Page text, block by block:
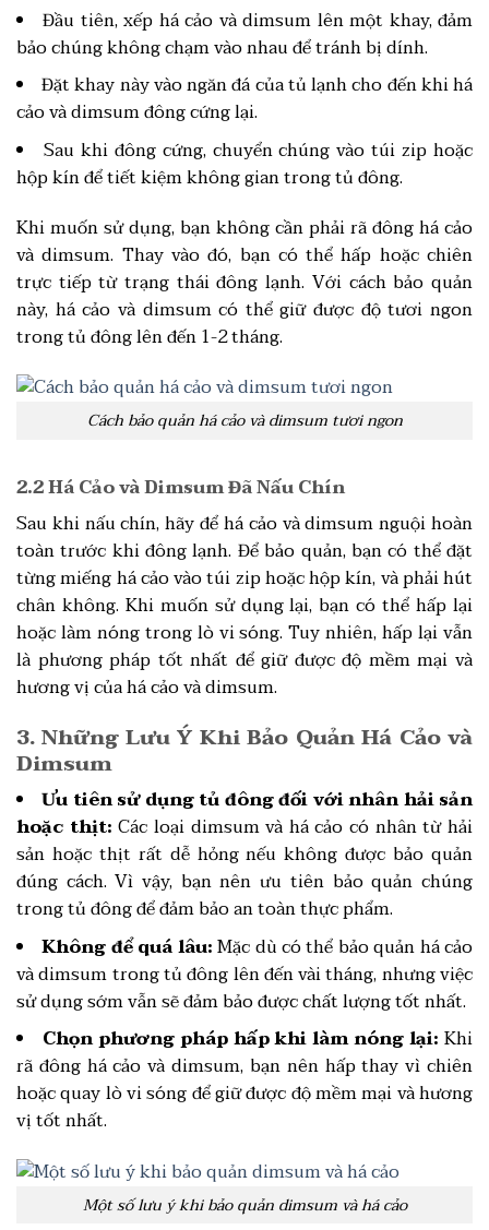
Đầu tiên, xếp há cảo và dimsum lên một khay, đảm
bảo chúng không chạm vào nhau để tránh bị dính.
Đặt khay này vào ngăn đá của tủ lạnh cho đến khi há
cảo và dimsum đông cứng lại.
Sau khi đông cứng, chuyển chúng vào túi zip hoặc
hộp kín để tiết kiệm không gian trong tủ đông.
Khi muốn sử dụng, bạn không cần phải rã đông há cảo
và dimsum. Thay vào đó, bạn có thể hấp hoặc chiên
trực tiếp từ trạng thái đông lạnh. Với cách bảo quản
này, há cảo và dimsum có thể giữ được độ tươi ngon
trong tủ đông lên đến 1-2 tháng.
Cách bảo quản há cảo và dimsum tươi ngon
2.2 Há Cảo và Dimsum Đã Nấu Chín
Sau khi nấu chín, hãy để há cảo và dimsum nguội hoàn
toàn trước khi đông lạnh. Để bảo quản, bạn có thể đặt
từng miếng há cảo vào túi zip hoặc hộp kín, và phải hút
chân không. Khi muốn sử dụng lại, bạn có thể hấp lại
hoặc làm nóng trong lò vi sóng. Tuy nhiên, hấp lại vẫn
là phương pháp tốt nhất để giữ được độ mềm mại và
hương vị của há cảo và dimsum.
3. Những Lưu Ý Khi Bảo Quản Há Cảo và
Dimsum
Ưu tiên sử dụng tủ đông đối với nhân hải sản
hoặc thịt:Các loại dimsum và há cảo có nhân từ hải
sản hoặc thịt rất dễ hỏng nếu không được bảo quản
đúng cách. Vì vậy, bạn nên ưu tiên bảo quản chúng
trong tủ đông để đảm bảo an toàn thực phẩm.
Không để quá lâu:Mặc dù có thể bảo quản há cảo
và dimsum trong tủ đông lên đến vài tháng, nhưng việc
sử dụng sớm vẫn sẽ đảm bảo được chất lượng tốt nhất.
Chọn phương pháp hấp khi làm nóng lại: Khi
rã đông há cảo và dimsum, bạn nên hấp thay vì chiên
hoặc quay lò vi sóng để giữ được độ mềm mại và hương
vị tốt nhất.
Một số lưu ý khi bảo quản dimsum và há cảo